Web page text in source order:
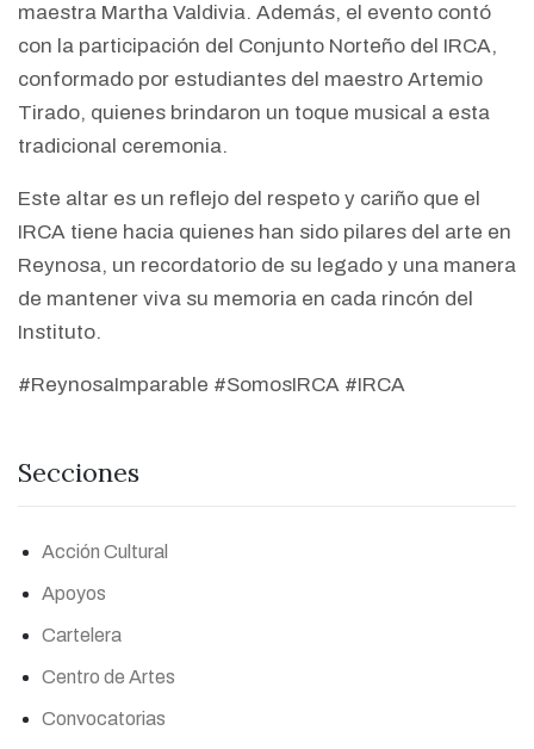
maestra Martha Valdivia. Además, el evento contó
con la participación del Conjunto Norteño del IRCA,
conformado por estudiantes del maestro Artemio
Tirado, quienes brindaron un toque musical a esta
tradicional ceremonia.
Este altar es un reflejo del respeto y cariño que el
IRCA tiene hacia quienes han sido pilares del arte en
Reynosa, un recordatorio de su legado y una manera
de mantener viva su memoria en cada rincón del
Instituto.
#ReynosaImparable #SomosIRCA #IRCA
Secciones
Acción Cultural
Apoyos
Cartelera
Centro de Artes
Convocatorias